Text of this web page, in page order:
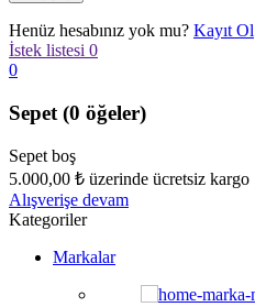
Henüz hesabınız yok mu? Kayıt Ol
İstek listesi 0
0
Sepet (0 öğeler)
Sepet boş
5.000,00 ₺ üzerinde ücretsiz kargo
Alışverişe devam
Kategoriler
Markalar